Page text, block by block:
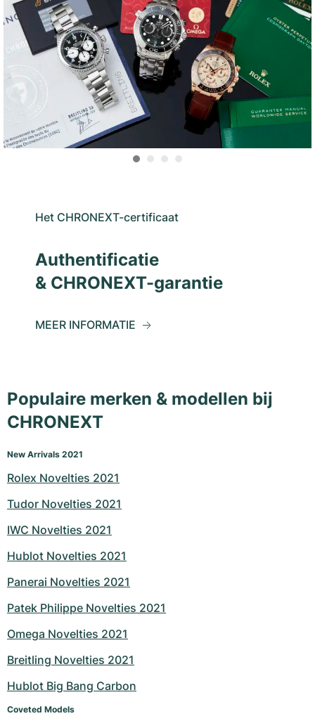
Het CHRONEXT-certificaat
Authentificatie
& CHRONEXT-garantie
MEER INFORMATIE
Populaire merken & modellen bij
CHRONEXT
New Arrivals 2021
Rolex Novelties 2021
Tudor Novelties 2021
IWC Novelties 2021
Hublot Novelties 2021
Panerai Novelties 2021
Patek Philippe Novelties 2021
Omega Novelties 2021
Breitling Novelties 2021
Hublot Big Bang Carbon
Coveted Models